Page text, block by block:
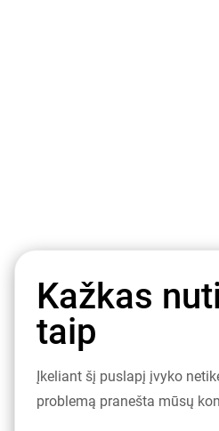
Kažkas
taip
Įkeliant šį puslapį įvyko
problemą pranešta mūsų